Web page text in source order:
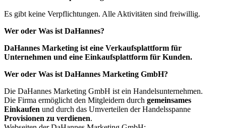
Es gibt keine Verpflichtungen. Alle Aktivitäten sind freiwillig.
Wer oder Was ist DaHannes?
DaHannes Marketing ist eine Verkaufsplattform für
Unternehmen und eine Einkaufsplattform für Kunden.
Wer oder Was ist DaHannes Marketing GmbH?
Die DaHannes Marketing GmbH ist ein Handelsunternehmen.
Die Firma ermöglicht den Mitgleidern durch gemeinsames
Einkaufen und durch das Umverteilen der Handelsspanne
Provisionen zu verdienen.